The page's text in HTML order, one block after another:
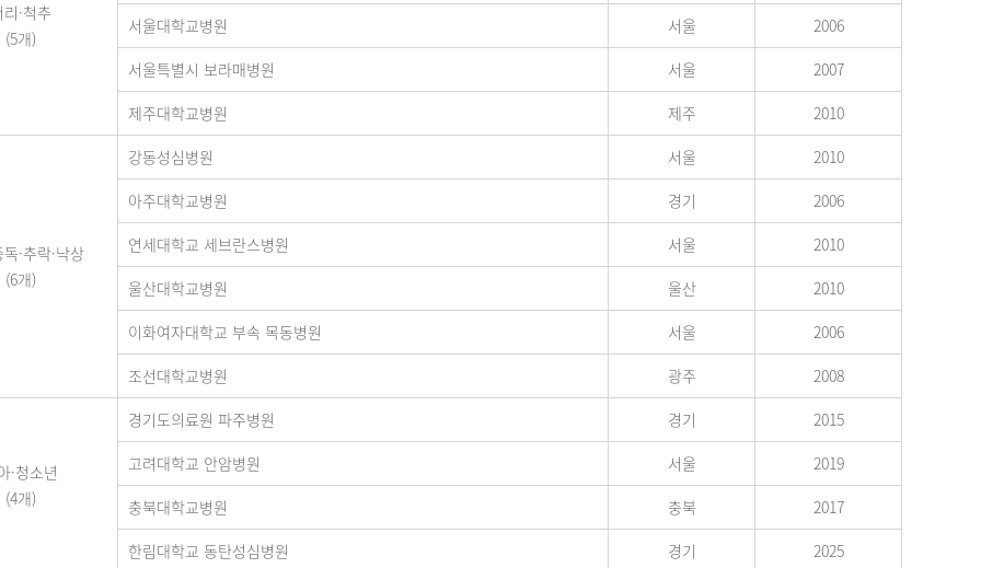
·척추
(5개)
서울대학교병원
서울
2006
서울특별시 보라매병원
서울
2007
제주대학교병원
제주 2010
·추락·낙상
(6개)
강동성심병원 서울
2010
아주대학교병원
경기
2006
연세대학교 세브란스병원
서울
2010
울산대학교병원
울산
2010
이화여자대학교 부속 목동병원
서울
2006
조선대학교병원
광주 2008
·청소년
(4개)
경기도의료원 파주병원 경기
2015
고려대학교 안암병원
서울
2019
충북대학교병원
충북
2017
한림대학교 동탄성심병원
경기 2025